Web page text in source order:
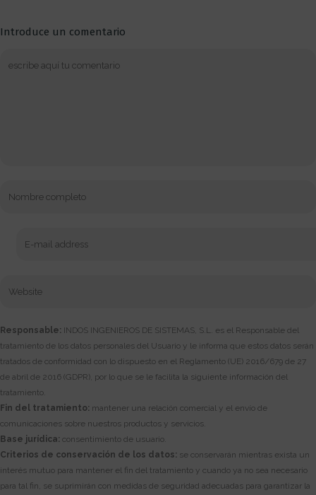
Introduce un comentario
Responsable: INDOS INGENIEROS DE SISTEMAS, S.L. es el Responsable del
tratamiento de los datos personales del Usuario y le informa que estos datos serán
tratados de conformidad con lo dispuesto en el Reglamento (UE) 2016/679 de 27
de abril de 2016 (GDPR), por lo que se le facilita la siguiente información del
tratamiento.
Fin del tratamiento: mantener una relación comercial y el envío de
comunicaciones sobre nuestros productos y servicios.
Base jurídica: consentimiento de usuario.
Criterios de conservación de los datos: se conservarán mientras exista un
interés mutuo para mantener el fin del tratamiento y cuando ya no sea necesario
para tal fin, se suprimirán con medidas de seguridad adecuadas para garantizar la